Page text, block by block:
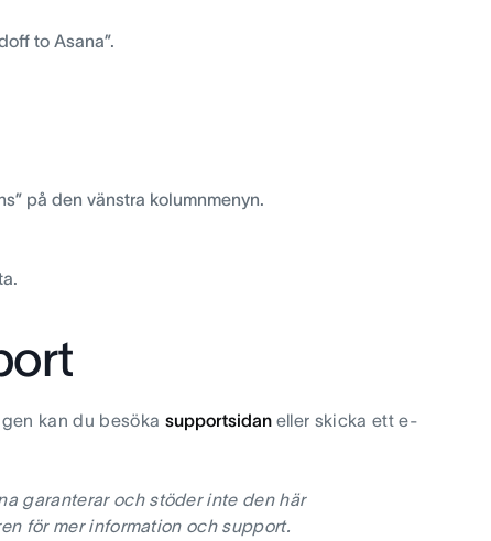
to Asana”.
på den vänstra kolumnmenyn.
kan du besöka supportsidaneller skicka ett e-
garanterar och stöder inte den här
för mer information och support.